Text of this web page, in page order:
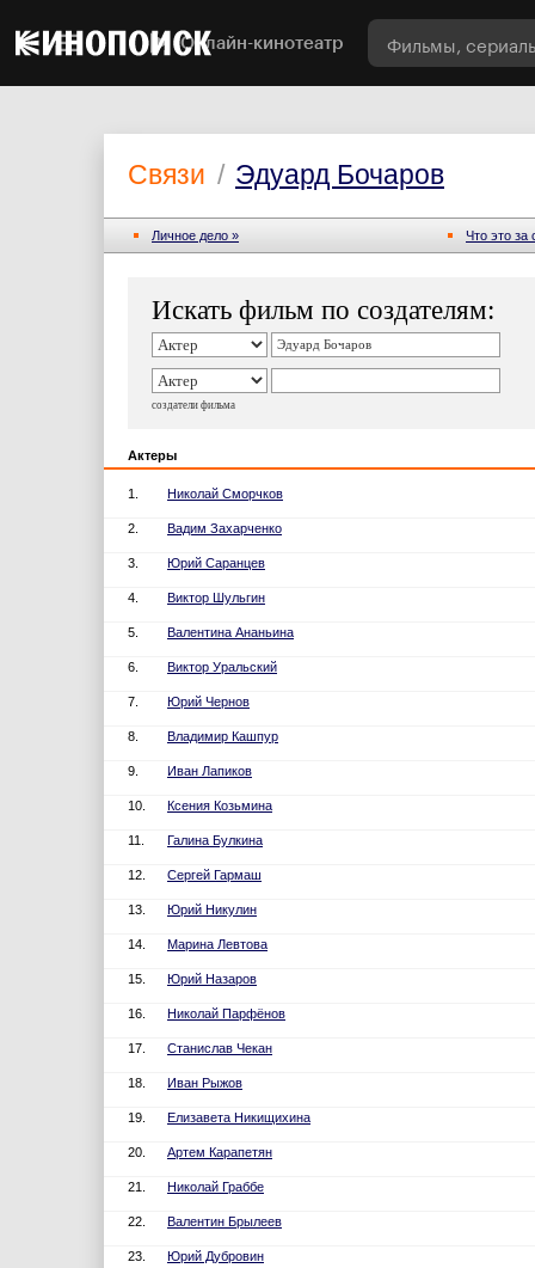
Онлайн-кинотеатр
Связи / Эдуард Бочаров
Личное дело » Что это за
Искать фильм по создателям:
создатели фильма
Актеры
1. Николай Сморчков
2. Вадим Захарченко
3. Юрий Саранцев
4. Виктор Шульгин
5. Валентина Ананьина
6. Виктор Уральский
7. Юрий Чернов
8. Владимир Кашпур
9. Иван Лапиков
10. Ксения Козьмина
11. Галина Булкина
12. Сергей Гармаш
13. Юрий Никулин
14. Марина Левтова
15. Юрий Назаров
16. Николай Парфёнов
17. Станислав Чекан
18. Иван Рыжов
19. Елизавета Никищихина
20. Артем Карапетян
21. Николай Граббе
22. Валентин Брылеев
23. Юрий Дубровин